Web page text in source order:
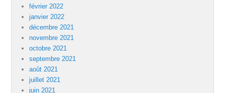
février 2022
janvier 2022
décembre 2021
novembre 2021
octobre 2021
septembre 2021
août 2021
juillet 2021
juin 2021